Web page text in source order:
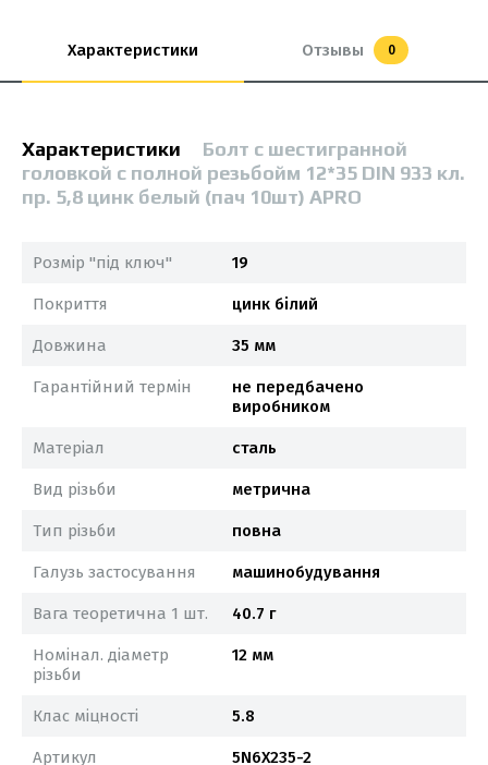
Характеристики Отзывы 0
Характеристики
Болт с шестигранной
головкой с полной резьбойм 12*35 DIN 933 кл.
пр. 5,8 цинк белый (пач 10шт) APRO
Розмір "під ключ" 19
Покриття цинк білий
Довжина 35 мм
Гарантійний термін
не передбачено
виробником
Матеріал сталь
Вид різьби метрична
Тип різьби повна
Галузь застосування машинобудування
Вага теоретична 1 шт. 40.7 г
Номінал. діаметр
різьби
12 мм
Клас міцності 5.8
Артикул 5N6X235-2